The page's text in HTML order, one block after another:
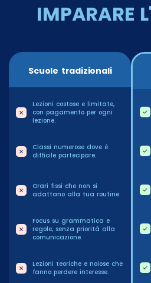
IMPARARE
Scuole tradizionali
Lezioni costose e limitate,
con pagamento per ogni
lezione.
Classi numerose dove è
difficile partecipare.
Orari fissi che non si
adattano alla tua routine.
Focus su grammatica e
regole, senza priorità alla
comunicazione.
Lezioni teoriche e noiose che
fanno perdere interesse.